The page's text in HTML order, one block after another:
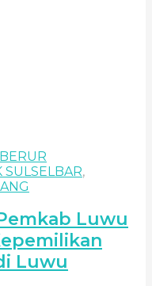
,
Luwu
Luwu